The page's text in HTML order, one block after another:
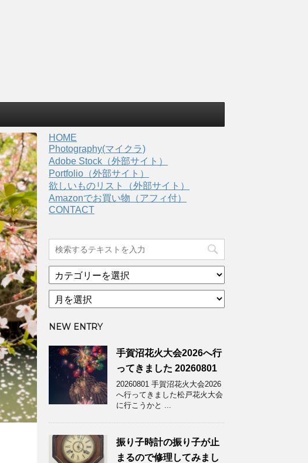
HOME
Photography(マイクラ)
Adobe Stock（外部サイト）
Portfolio（外部サイト）
欲しいものリスト（外部サイト）
Amazonでお買い物（アフィ付）
CONTACT
テ
ゴ
リ
ア
ー
イ
ブ
NEW ENTRY
手賀沼花火大会2026へ行
ってきました 20260801
20260801 手賀沼花火大会2026
へ行ってきました松戸花火大会
に行こうかと ...
振り子時計の振り子が止
まるので修理してみまし